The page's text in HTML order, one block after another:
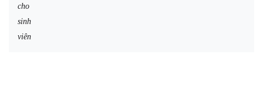
cho
sinh
viên